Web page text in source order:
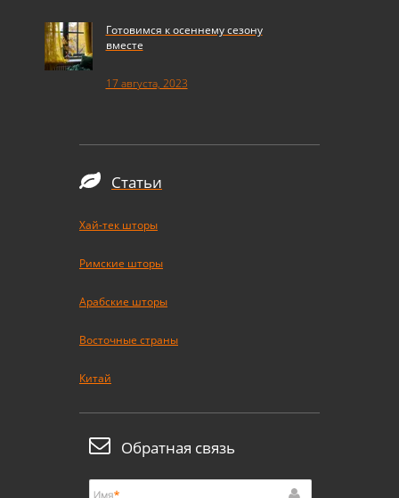
Готовимся к осеннему сезону
вместе
17 августа, 2023
Статьи
Хай-тек шторы
Римские шторы
Арабские шторы
Восточные страны
Китай
Обратная связь